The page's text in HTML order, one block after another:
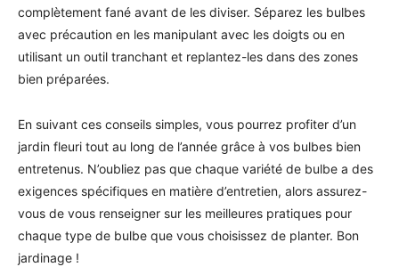
complètement fané avant de les diviser. Séparez les bulbes
avec précaution en les manipulant avec les doigts ou en
utilisant un outil tranchant et replantez-les dans des zones
bien préparées.
En suivant ces conseils simples, vous pourrez profiter d’un
jardin fleuri tout au long de l’année grâce à vos bulbes bien
entretenus. N’oubliez pas que chaque variété de bulbe a des
exigences spécifiques en matière d’entretien, alors assurez-
vous de vous renseigner sur les meilleures pratiques pour
chaque type de bulbe que vous choisissez de planter. Bon
jardinage !